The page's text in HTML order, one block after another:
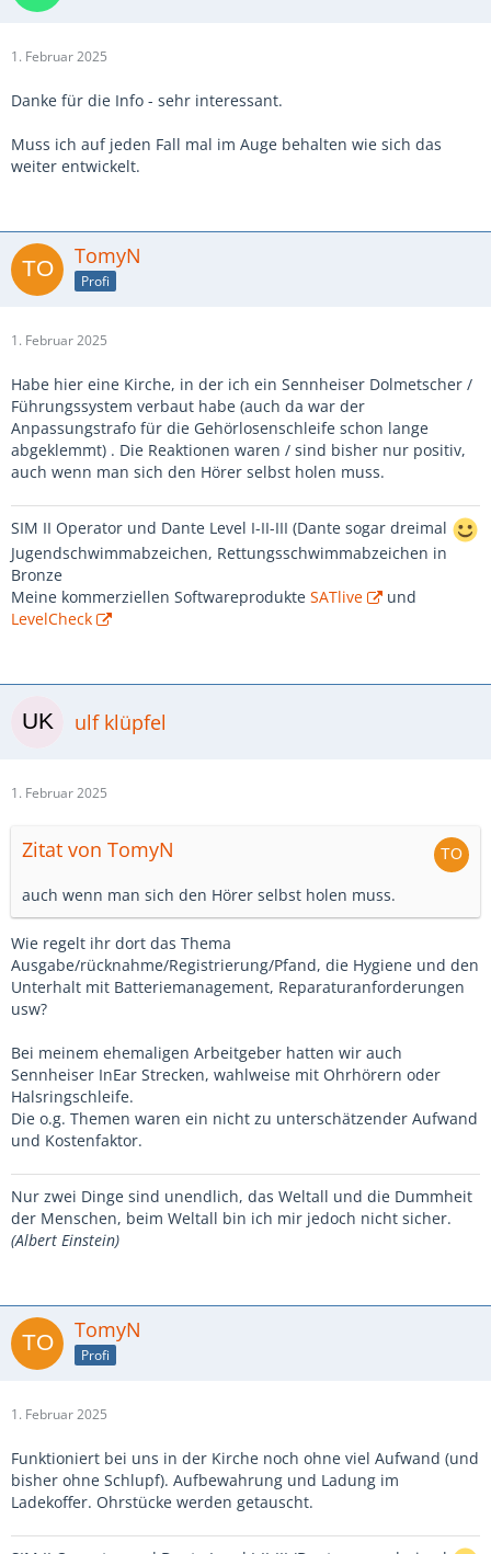
1. Februar 2025
Danke für die Info - sehr interessant.
Muss ich auf jeden Fall mal im Auge behalten wie sich das
weiter entwickelt.
TomyN
Profi
1. Februar 2025
Habe hier eine Kirche, in der ich ein Sennheiser Dolmetscher /
Führungssystem verbaut habe (auch da war der
Anpassungstrafo für die Gehörlosenschleife schon lange
abgeklemmt) . Die Reaktionen waren / sind bisher nur positiv,
auch wenn man sich den Hörer selbst holen muss.
SIM II Operator und Dante Level I-II-III (Dante sogar dreimal
Jugendschwimmabzeichen, Rettungsschwimmabzeichen in
Bronze
Meine kommerziellen Softwareprodukte SATlive
und
LevelCheck
ulf klüpfel
1. Februar 2025
Zitat von TomyN
auch wenn man sich den Hörer selbst holen muss.
Wie regelt ihr dort das Thema
Ausgabe/rücknahme/Registrierung/Pfand, die Hygiene und den
Unterhalt mit Batteriemanagement, Reparaturanforderungen
usw?
Bei meinem ehemaligen Arbeitgeber hatten wir auch
Sennheiser InEar Strecken, wahlweise mit Ohrhörern oder
Halsringschleife.
Die o.g. Themen waren ein nicht zu unterschätzender Aufwand
und Kostenfaktor.
Nur zwei Dinge sind unendlich, das Weltall und die Dummheit
der Menschen, beim Weltall bin ich mir jedoch nicht sicher.
(Albert Einstein)
TomyN
Profi
1. Februar 2025
Funktioniert bei uns in der Kirche noch ohne viel Aufwand (und
bisher ohne Schlupf). Aufbewahrung und Ladung im
Ladekoffer. Ohrstücke werden getauscht.